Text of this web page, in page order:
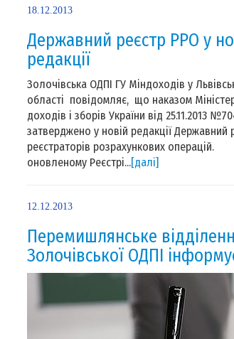
18.12.2013
Державний реєстр РРО у
редакції
Золочівська ОДПІ ГУ Міндоходів у
області повідомляє, що наказом
доходів і зборів України від 25.11.2013
затверджено у новій редакції Державний
реєстраторів розрахункових операцій.
оновленому Реєстрі...[далі]
12.12.2013
Перемишлянське
Золочівської ОДПІ